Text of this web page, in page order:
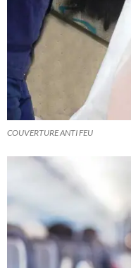
COUVERTURE ANTI FEU